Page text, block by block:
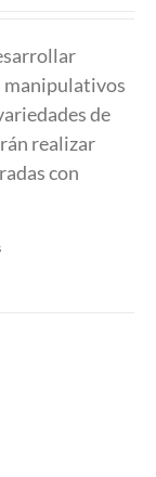
€.
manipulativos
de
realizar
con